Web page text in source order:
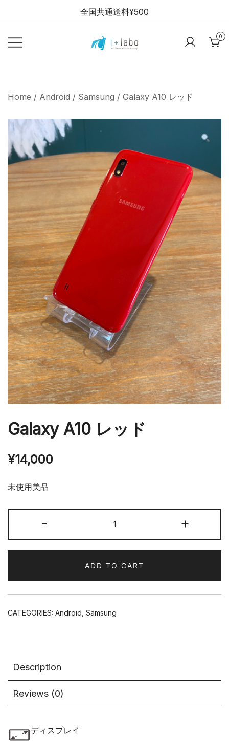
全国共通送料¥500
プ
0
Home / Android / Samsung / Galaxy A10 レッド
Galaxy A10 レッド
¥14,000
未使用美品
-
A10
レ
ド
quantity
+
ADD TO CART
CATEGORIES: Android Samsung
Description
Reviews (0)
ディスプレイ